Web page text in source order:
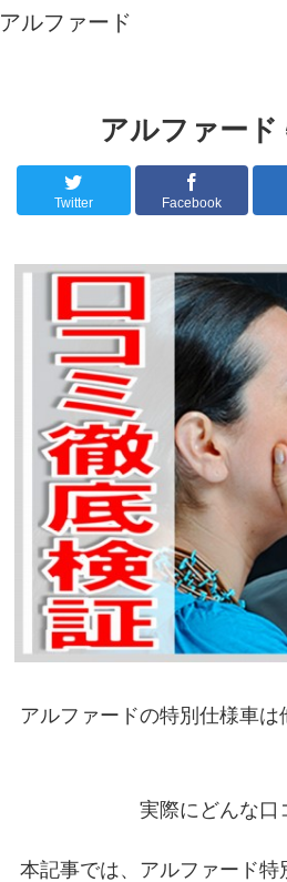
アルファード
アルファード
Twitter Facebook
アルファードの特別仕様車
実際にどんな口
本記事では、アルファード